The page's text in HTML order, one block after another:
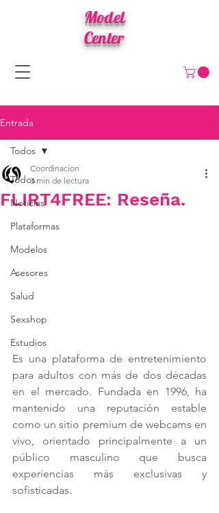
Model
Center
Entrada
Todos
Noticias
Plataformas
Modelos
Asesores
Salud
Sexshop
Estudios
Todos
FLIRT4FREE: Reseña.
Coordinacion
3 min de lectura
Es una plataforma de entretenimiento
para adultos con más de dos décadas
en el mercado. Fundada en 1996, ha
mantenido una reputación estable
como un sitio premium de webcams en
vivo, orientado principalmente a un
público masculino que busca
experiencias más exclusivas y
sofisticadas.